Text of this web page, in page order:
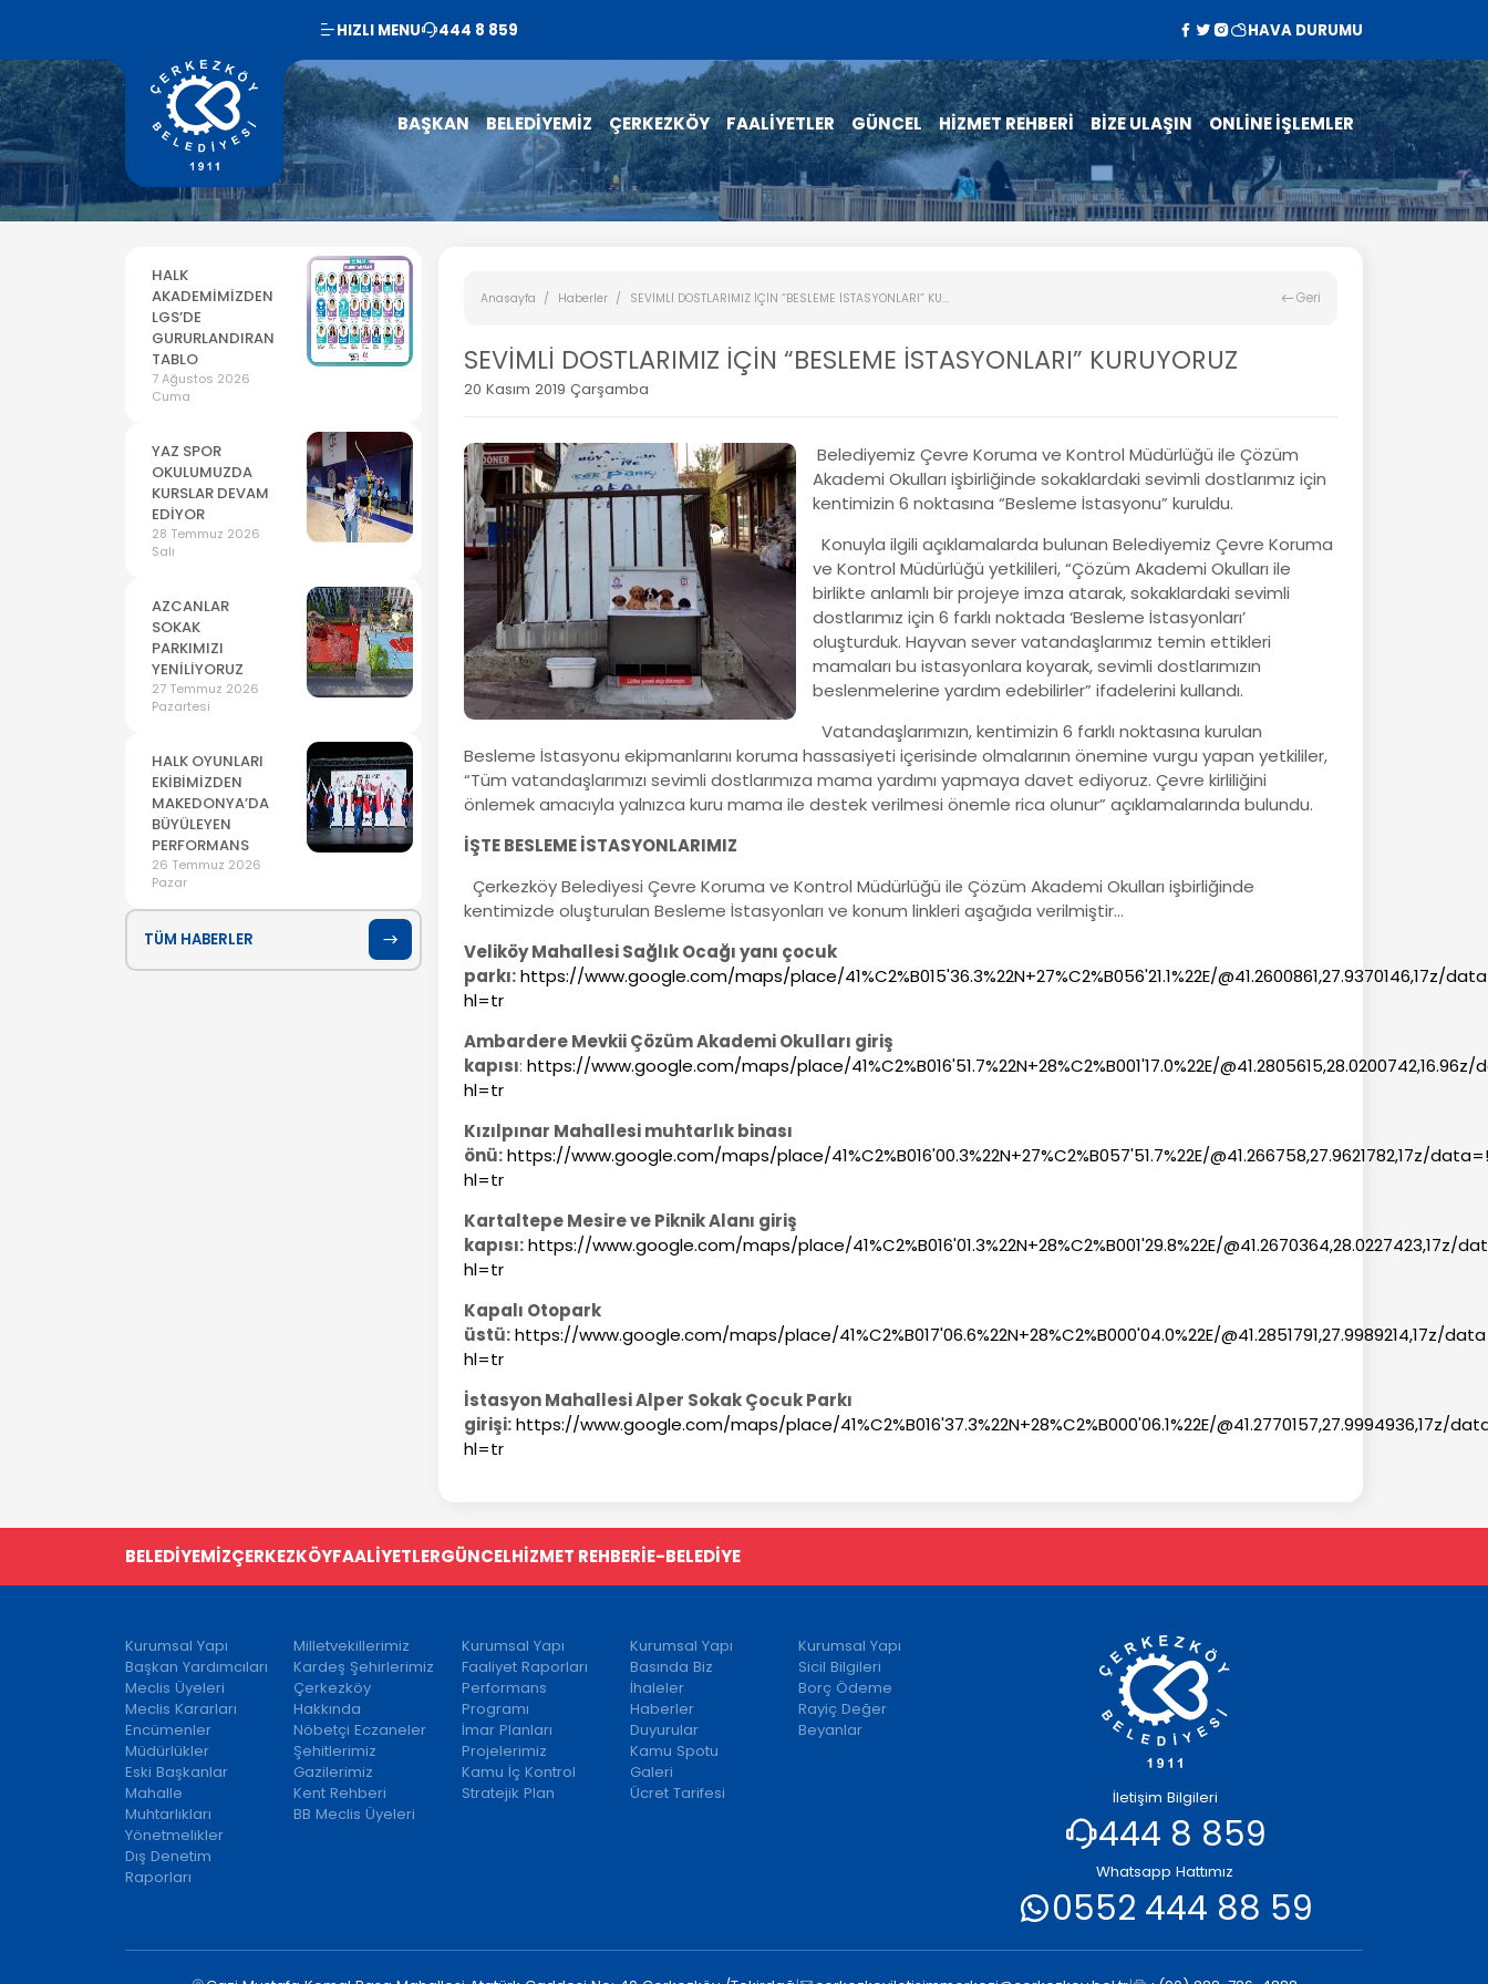
HIZLI MENU 444 8 859 HAVA DURUMU
BAŞKAN BELEDİYEMİZ ÇERKEZKÖY FAALİYETLER GÜNCEL HİZMET REHBERİ BİZE ULAŞIN ONLİNE İŞLEMLER
HALK
AKADEMİMİZDEN
LGS’DE
GURURLANDIRAN
TABLO
7 Ağustos 2026
Cuma
YAZ SPOR
OKULUMUZDA
KURSLAR DEVAM
EDİYOR
28 Temmuz 2026
Salı
AZCANLAR
SOKAK
PARKIMIZI
YENİLİYORUZ
27 Temmuz 2026
Pazartesi
HALK OYUNLARI
EKİBİMİZDEN
MAKEDONYA’DA
BÜYÜLEYEN
PERFORMANS
26 Temmuz 2026
Pazar
TÜM HABERLER
Anasayfa Haberler SEVİMLİ DOSTLARIMIZ İÇİN “BESLEME İSTASYONLARI” KU... Geri
SEVİMLİ DOSTLARIMIZ İÇİN “BESLEME İSTASYONLARI” KURUYORUZ
20 Kasım 2019 Çarşamba
Belediyemiz Çevre Koruma ve Kontrol Müdürlüğü ile Çözüm
Akademi Okulları işbirliğinde sokaklardaki sevimli dostlarımız için
kentimizin 6 noktasına “Besleme İstasyonu” kuruldu.
Konuyla ilgili açıklamalarda bulunan Belediyemiz Çevre Koruma
ve Kontrol Müdürlüğü yetkilileri, “Çözüm Akademi Okulları ile
birlikte anlamlı bir projeye imza atarak, sokaklardaki sevimli
dostlarımız için 6 farklı noktada ‘Besleme İstasyonları’
oluşturduk. Hayvan sever vatandaşlarımız temin ettikleri
mamaları bu istasyonlara koyarak, sevimli dostlarımızın
beslenmelerine yardım edebilirler” ifadelerini kullandı.
Vatandaşlarımızın, kentimizin 6 farklı noktasına kurulan
Besleme İstasyonu ekipmanlarını koruma hassasiyeti içerisinde olmalarının önemine vurgu yapan yetkililer,
“Tüm vatandaşlarımızı sevimli dostlarımıza mama yardımı yapmaya davet ediyoruz. Çevre kirliliğini
önlemek amacıyla yalnızca kuru mama ile destek verilmesi önemle rica olunur” açıklamalarında bulundu.
İŞTE BESLEME İSTASYONLARIMIZ
Çerkezköy Belediyesi Çevre Koruma ve Kontrol Müdürlüğü ile Çözüm Akademi Okulları işbirliğinde
kentimizde oluşturulan Besleme İstasyonları ve konum linkleri aşağıda verilmiştir...
Veliköy Mahallesi Sağlık Ocağı yanı çocuk
parkı:https://www.google.com/maps/place/41%C2%B015'36.3%22N+27%C2%B056'21.1%22E/@41.2600861,27.9370146,17z/
hl=tr
Ambardere Mevkii Çözüm Akademi Okulları giriş
kapısı: https://www.google.com/maps/place/41%C2%B016'51.7%22N+28%C2%B001'17.0%22E/
hl=tr
Kızılpınar Mahallesi muhtarlık binası
önü:https://www.google.com/maps/place/41%C2%B016'00.3%22N+27%C2%B057'51.7%22E/@41.266758,27.9621782,17z/
hl=tr
Kartaltepe Mesire ve Piknik Alanı giriş
kapısı:https://www.google.com/maps/place/41%C2%B016'01.3%22N+28%C2%B001'29.8%22E/@41.2670364,28.0227423,17z/
hl=tr
Kapalı Otopark
üstü:https://www.google.com/maps/place/41%C2%B017'06.6%22N+28%C2%B000'04.0%22E/@41.2851791,27.9989214,17z/
hl=tr
İstasyon Mahallesi Alper Sokak Çocuk Parkı
girişi:https://www.google.com/maps/place/41%C2%B016'37.3%22N+28%C2%B000'06.1%22E/@41.2770157,27.9994936,17z/
hl=tr
BELEDİYEMİZÇERKEZKÖYFAALİYETLERGÜNCELHİZMET REHBERİE-BELEDİYE
Kurumsal Yapı
Başkan Yardımcıları
Meclis Üyeleri
Meclis Kararları
Encümenler
Müdürlükler
Eski Başkanlar
Mahalle
Muhtarlıkları
Yönetmelikler
Dış Denetim
Raporları
Milletvekillerimiz
Kardeş Şehirlerimiz
Çerkezköy
Hakkında
Nöbetçi Eczaneler
Şehitlerimiz
Gazilerimiz
Kent Rehberi
BB Meclis Üyeleri
Kurumsal Yapı
Faaliyet Raporları
Performans
Programı
İmar Planları
Projelerimiz
Kamu İç Kontrol
Stratejik Plan
Kurumsal Yapı
Basında Biz
İhaleler
Haberler
Duyurular
Kamu Spotu
Galeri
Ücret Tarifesi
Kurumsal Yapı
Sicil Bilgileri
Borç Ödeme
Rayiç Değer
Beyanlar
İletişim Bilgileri
444 8 859
Whatsapp Hattımız
0552 444 88 59